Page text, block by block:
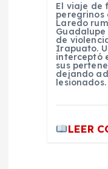
El viaje de
peregrinos
Laredo
de
Irapuato.
interceptó
sus
dejando
lesionados.
LEER